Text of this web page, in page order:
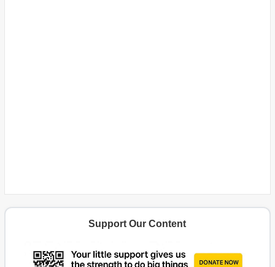
Support Our Content